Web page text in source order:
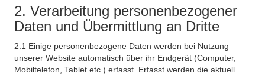
2. Verarbeitung personenbezogener
Daten und Übermittlung an Dritte
2.1 Einige personenbezogene Daten werden bei Nutzung
unserer Website automatisch über ihr Endgerät (Computer,
Mobiltelefon, Tablet etc.) erfasst. Erfasst werden die aktuell